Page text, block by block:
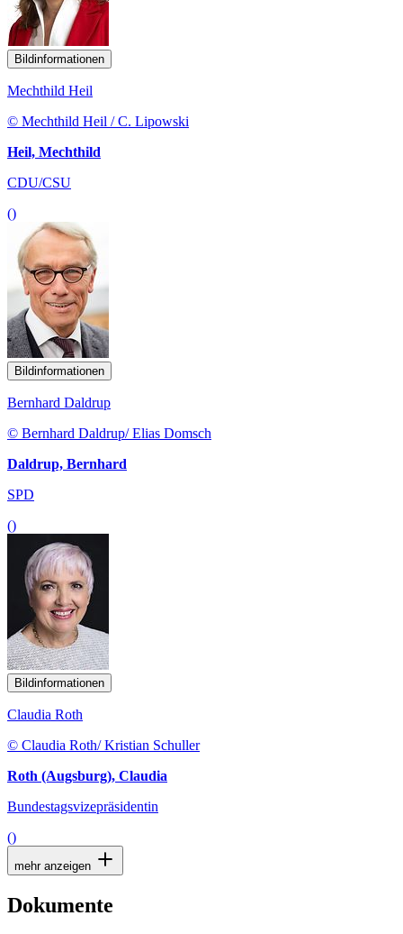
Bildinformationen
Mechthild Heil
© Mechthild Heil / C. Lipowski
Heil, Mechthild
CDU/CSU
()
Bildinformationen
Bernhard Daldrup
© Bernhard Daldrup/ Elias Domsch
Daldrup, Bernhard
SPD
()
Bildinformationen
Claudia Roth
© Claudia Roth/ Kristian Schuller
Roth (Augsburg), Claudia
Bundestagsvizepräsidentin
()
mehr anzeigen
Dokumente